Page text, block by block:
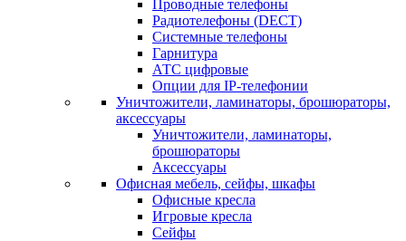
Проводные телефоны
Радиотелефоны (DECT)
Системные телефоны
Гарнитура
АТС цифровые
Опции для IP-телефонии
Уничтожители, ламинаторы, брошюраторы,
аксессуары
Уничтожители, ламинаторы,
брошюраторы
Аксессуары
Офисная мебель, сейфы, шкафы
Офисные кресла
Игровые кресла
Сейфы